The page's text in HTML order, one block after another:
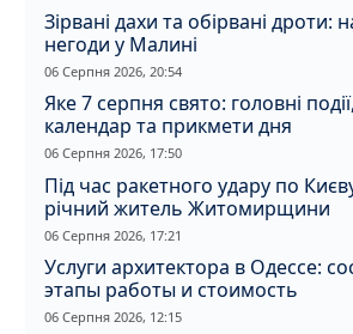
Зірвані дахи та обірвані дроти:
негоди у Малині
06 Серпня 2026, 20:54
Яке 7 серпня свято: головні
календар та прикмети дня
06 Серпня 2026, 17:50
Під час ракетного удару по
річний житель Житомирщини
06 Серпня 2026, 17:21
Услуги архитектора в Одессе:
этапы работы и стоимость
06 Серпня 2026, 12:15